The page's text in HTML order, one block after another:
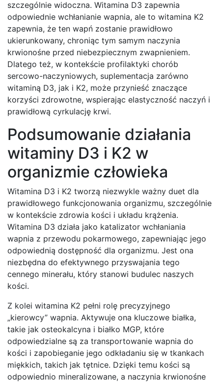
szczególnie widoczna. Witamina D3 zapewnia
odpowiednie wchłanianie wapnia, ale to witamina K2
zapewnia, że ten wapń zostanie prawidłowo
ukierunkowany, chroniąc tym samym naczynia
krwionośne przed niebezpiecznym zwapnieniem.
Dlatego też, w kontekście profilaktyki chorób
sercowo-naczyniowych, suplementacja zarówno
witaminą D3, jak i K2, może przynieść znaczące
korzyści zdrowotne, wspierając elastyczność naczyń i
prawidłową cyrkulację krwi.
Podsumowanie działania
witaminy D3 i K2 w
organizmie człowieka
Witamina D3 i K2 tworzą niezwykle ważny duet dla
prawidłowego funkcjonowania organizmu, szczególnie
w kontekście zdrowia kości i układu krążenia.
Witamina D3 działa jako katalizator wchłaniania
wapnia z przewodu pokarmowego, zapewniając jego
odpowiednią dostępność dla organizmu. Jest ona
niezbędna do efektywnego przyswajania tego
cennego minerału, który stanowi budulec naszych
kości.
Z kolei witamina K2 pełni rolę precyzyjnego
„kierowcy” wapnia. Aktywuje ona kluczowe białka,
takie jak osteokalcyna i białko MGP, które
odpowiedzialne są za transportowanie wapnia do
kości i zapobieganie jego odkładaniu się w tkankach
miękkich, takich jak tętnice. Dzięki temu kości są
odpowiednio mineralizowane, a naczynia krwionośne